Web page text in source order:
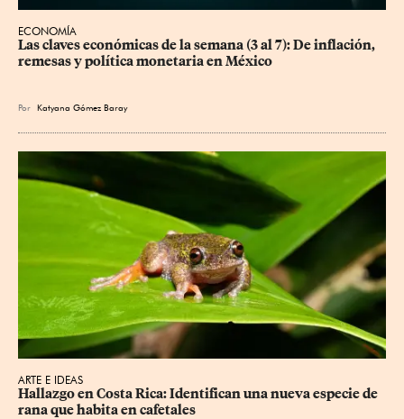
ECONOMÍA
Las claves económicas de la semana (3 al 7): De inflación,
remesas y política monetaria en México
Por Katyana Gómez Baray
ARTE E IDEAS
Hallazgo en Costa Rica: Identifican una nueva especie de
rana que habita en cafetales